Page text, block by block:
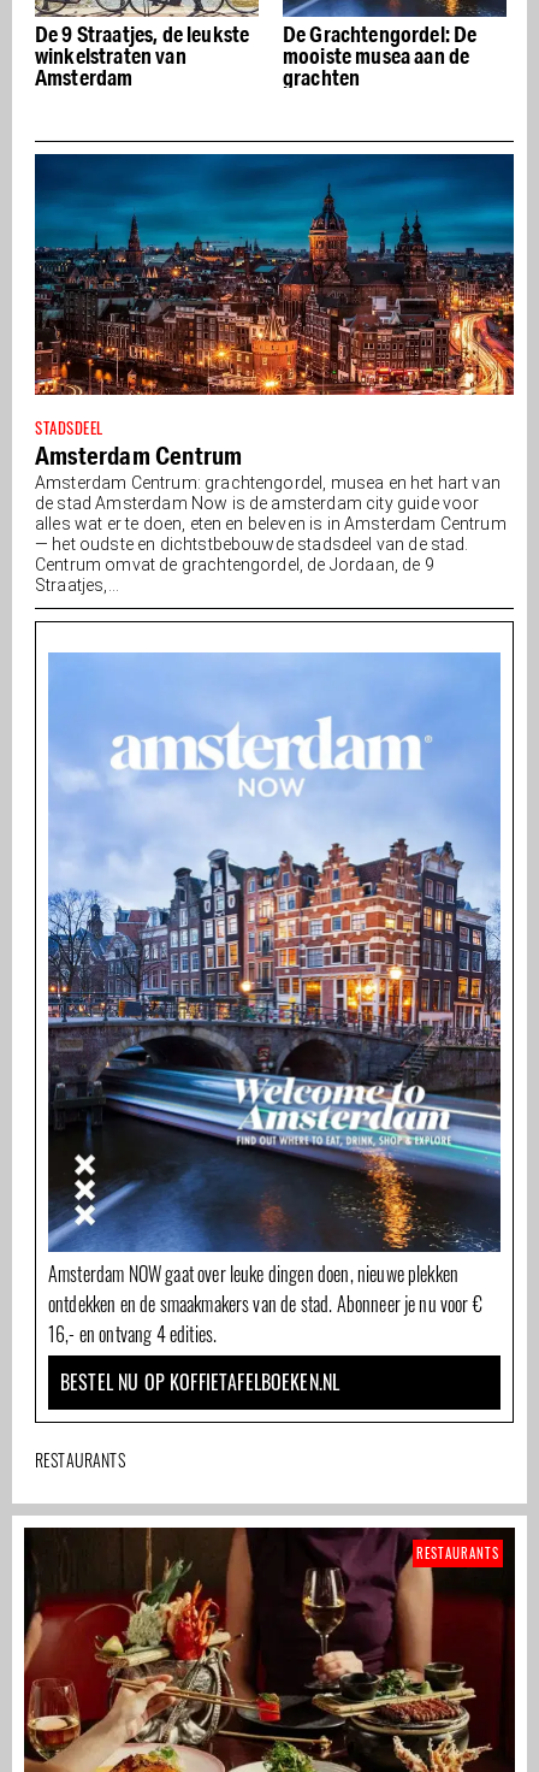
De 9 Straatjes, de leukste
winkelstraten van
Amsterdam
De Grachtengordel: De
mooiste musea aan de
grachten
STADSDEEL
Amsterdam Centrum
Amsterdam Centrum: grachtengordel, musea en het hart van
de stad Amsterdam Now is de amsterdam city guide voor
alles wat er te doen, eten en beleven is in Amsterdam Centrum
— het oudste en dichtstbebouwde stadsdeel van de stad.
Centrum omvat de grachtengordel, de Jordaan, de 9
Straatjes,...
Amsterdam NOW gaat over leuke dingen doen, nieuwe plekken
ontdekken en de smaakmakers van de stad. Abonneer je nu voor €
16,- en ontvang 4 edities.
BESTEL NU OP KOFFIETAFELBOEKEN.NL
RESTAURANTS
RESTAURANTS